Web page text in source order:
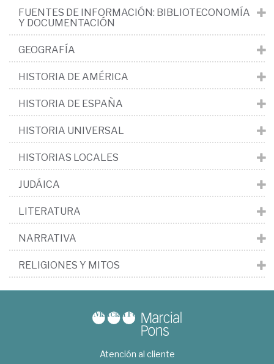
FUENTES DE INFORMACIÓN: BIBLIOTECONOMÍA
Y DOCUMENTACIÓN
GEOGRAFÍA
HISTORIA DE AMÉRICA
HISTORIA DE ESPAÑA
HISTORIA UNIVERSAL
HISTORIAS LOCALES
JUDÁICA
LITERATURA
NARRATIVA
RELIGIONES Y MITOS
Atención al cliente